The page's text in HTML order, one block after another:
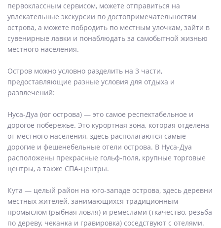
первоклассным сервисом, можете отправиться на
увлекательные экскурсии по достопримечательностям
острова, а можете побродить по местным улочкам, зайти в
сувенирные лавки и понаблюдать за самобытной жизнью
местного населения.
Остров можно условно разделить на 3 части,
предоставляющие разные условия для отдыха и
развлечений:
Нуса-Дуа (юг острова) — это самое респектабельное и
дорогое побережье. Это курортная зона, которая отделена
от местного населения, здесь располагаются самые
дорогие и фешенебельные отели острова. В Нуса-Дуа
расположены прекрасные гольф-поля, крупные торговые
центры, а также СПА-центры.
Кута — целый район на юго-западе острова, здесь деревни
местных жителей, занимающихся традиционным
промыслом (рыбная ловля) и ремеслами (ткачество, резьба
по дереву, чеканка и гравировка) соседствуют с отелями.